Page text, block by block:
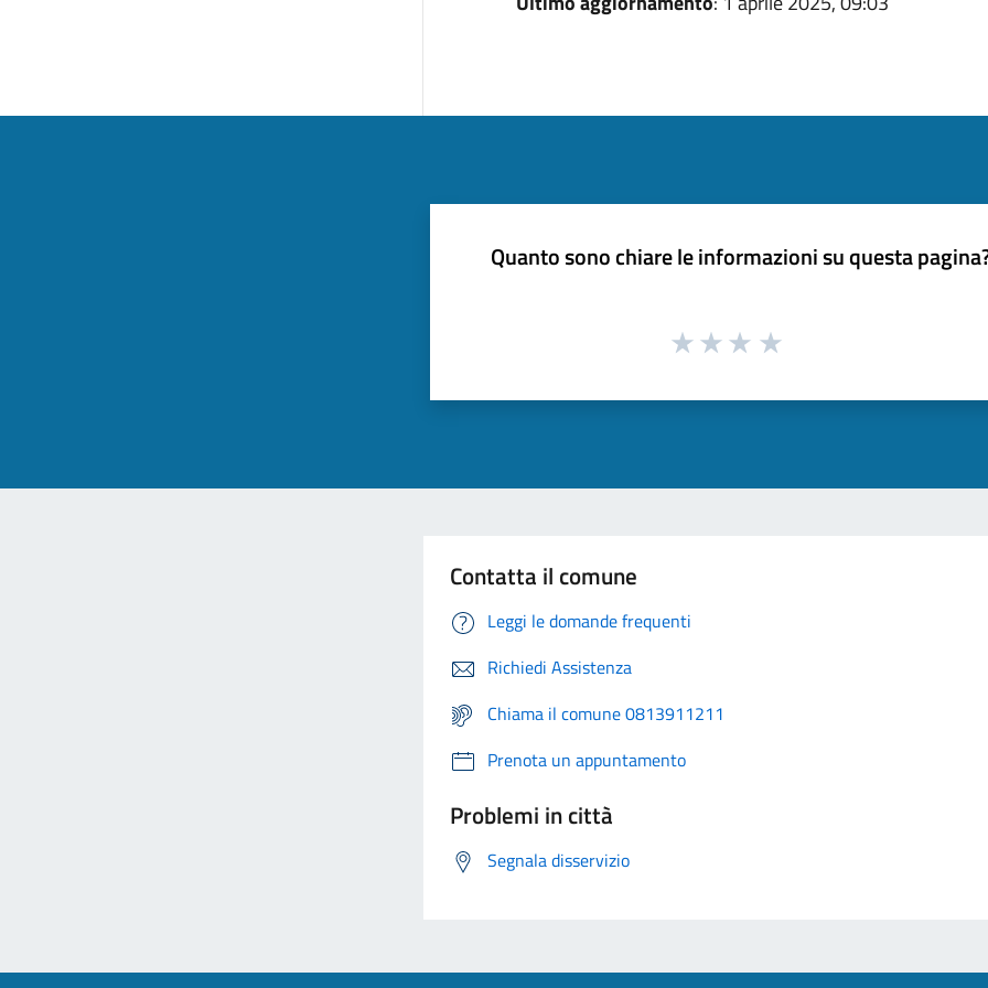
Quanto sono chiare le informazioni su questa
Contatta il comune
Leggi le domande frequenti
Richiedi Assistenza
Chiama il comune 0813911211
Prenota un appuntamento
Problemi in città
Segnala disservizio